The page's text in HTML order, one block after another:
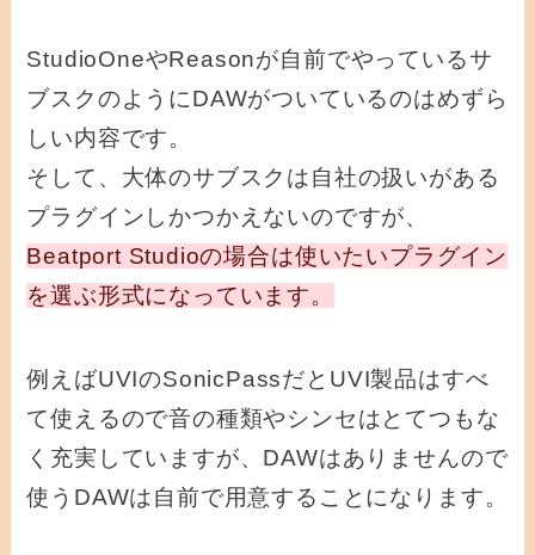
StudioOneやReasonが自前でやっているサ
ブスクのようにDAWがついているのはめずら
しい内容です。
そして、大体のサブスクは自社の扱いがある
プラグインしかつかえないのですが、
Beatport Studioの場合は使いたいプラグイン
を選ぶ形式になっています。
例えばUVIのSonicPassだとUVI製品はすべ
て使えるので音の種類やシンセはとてつもな
く充実していますが、DAWはありませんので
使うDAWは自前で用意することになります。